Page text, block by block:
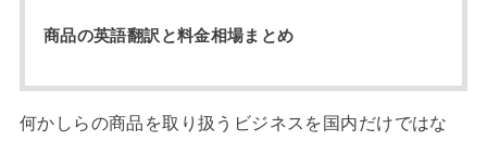
商品の英語翻訳と料金相場まとめ
何かしらの商品を取り扱うビジネスを国内だけではな